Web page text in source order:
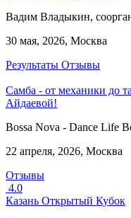
Вадим Владыкин,
30 мая, 2026, Москва
Результаты Отзывы
Самба - от механики до
Айдаевой!
Bossa Nova - Dance Life
22 апреля, 2026, Москва
Отзывы
4.0
Казань Открытый Кубок